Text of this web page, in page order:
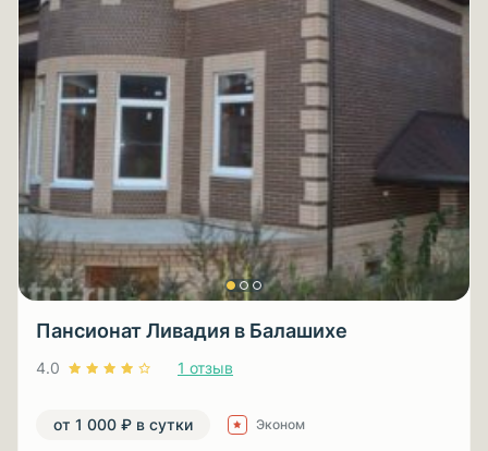
Пансионат Ливадия в Балашихе
4.0 1 отзыв
от 1 000 ₽ в сутки Эконом